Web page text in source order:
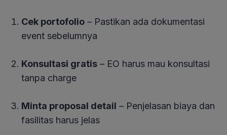
Cek portofolio – Pastikan ada dokumentasi
event sebelumnya
Konsultasi gratis – EO harus mau konsultasi
tanpa charge
Minta proposal detail – Penjelasan biaya dan
fasilitas harus jelas